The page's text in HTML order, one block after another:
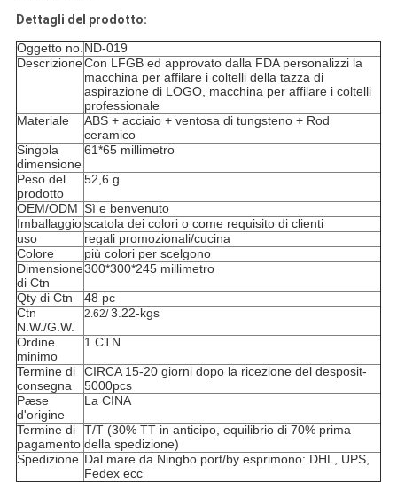
Dettagli del prodotto:
Oggetto no.ND-019
DescrizioneCon LFGB ed approvato dalla FDA personalizzi la
macchina per affilare i coltelli della tazza di
aspirazione di LOGO, macchina per affilare i coltelli
professionale
Materiale
ABS + acciaio + ventosa di tungsteno + Rod
ceramico
Singola
dimensione
61*65 millimetro
Peso del
prodotto
52,6 g
OEM/ODM Sì e benvenuto
Imballaggioscatola dei colori o come requisito di clienti
uso
regali promozionali/cucina
Colore
più colori per scelgono
Dimensione
di Ctn
300*300*245 millimetro
Qty di Ctn
48 pc
Ctn
N.W./G.W.
2.62/3.22-kgs
Ordine
minimo
1 CTN
Termine di
consegna
CIRCA 15-20 giorni dopo la ricezione del desposit-
5000pcs
Pæse
d'origine
La CINA
Termine di
pagamento
T/T (30% TT in anticipo, equilibrio di 70% prima
della spedizione)
Spedizione Dal mare da Ningbo port/by esprimono: DHL, UPS,
Fedex ecc